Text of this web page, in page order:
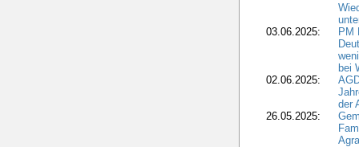
03.06.2025:
PM
bei
02.06.2025:
der
26.05.2025: